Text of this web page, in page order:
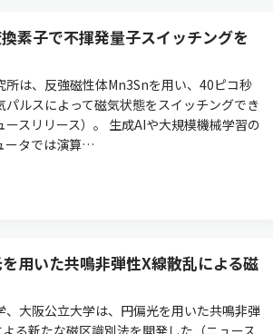
素子で不揮発量子スイッチングを
所は、反強磁性体Mn3Snを用い、40ピコ秒
パルスによって磁気状態をスイッチングでき
スリリース）。 生成AIや大規模機械学習の
ータでは演算…
用いた共鳴非弾性X線散乱による磁
、大阪公立大学は、円偏光を用いた共鳴非弾
る新たな磁区識別法を開発した（ニュース